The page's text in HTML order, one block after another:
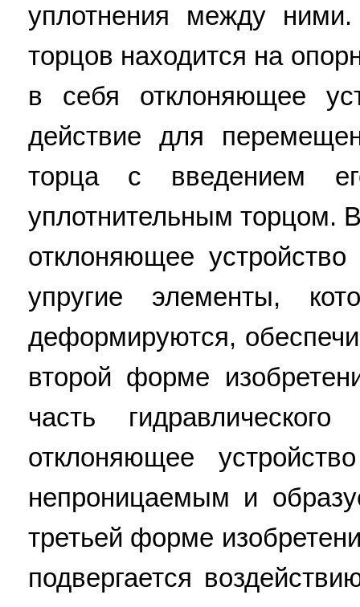
уплотнения между
торцов находится на
в себя отклоняющее
действие для
торца с введением
уплотнительным торцом.
отклоняющее
упругие элементы,
деформируются,
второй форме
часть
отклоняющее
непроницаемым и
третьей форме
подвергается